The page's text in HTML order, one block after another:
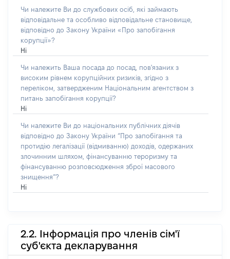
Чи належите Ви до службових осіб, які займають
відповідальне та особливо відповідальне становище,
відповідно до Закону України «Про запобігання
корупції»?
Ні
Чи належить Ваша посада до посад, пов'язаних з
високим рівнем корупційних ризиків, згідно з
переліком, затвердженим Національним агентством з
питань запобігання корупції?
Ні
Чи належите Ви до національних публічних діячів
відповідно до Закону України “Про запобігання та
протидію легалізації (відмиванню) доходів, одержаних
злочинним шляхом, фінансуванню тероризму та
фінансуванню розповсюдження зброї масового
знищення”?
Ні
2.2. Інформація про членів сім'ї
суб'єкта декларування